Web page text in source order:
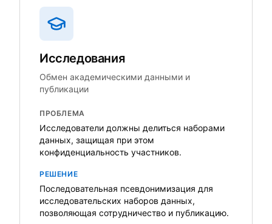
Исследования
Обмен академическими данными и
публикации
ПРОБЛЕМА
Исследователи должны делиться наборами
данных, защищая при этом
конфиденциальность участников.
РЕШЕНИЕ
Последовательная псевдонимизация для
исследовательских наборов данных,
позволяющая сотрудничество и публикацию.